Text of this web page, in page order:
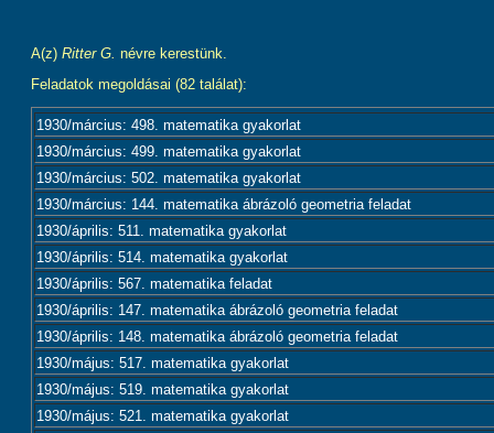
A(z) Ritter G. névre kerestünk.
Feladatok megoldásai (82 találat):
1930/március: 498. matematika gyakorlat
1930/március: 499. matematika gyakorlat
1930/március: 502. matematika gyakorlat
1930/március: 144. matematika ábrázoló geometria feladat
1930/április: 511. matematika gyakorlat
1930/április: 514. matematika gyakorlat
1930/április: 567. matematika feladat
1930/április: 147. matematika ábrázoló geometria feladat
1930/április: 148. matematika ábrázoló geometria feladat
1930/május: 517. matematika gyakorlat
1930/május: 519. matematika gyakorlat
1930/május: 521. matematika gyakorlat